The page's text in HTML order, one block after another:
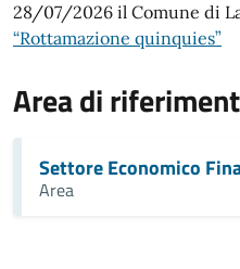
28/07/2026 il Comune di
“Rottamazione quinquies”
Area di
Settore Economico
Area